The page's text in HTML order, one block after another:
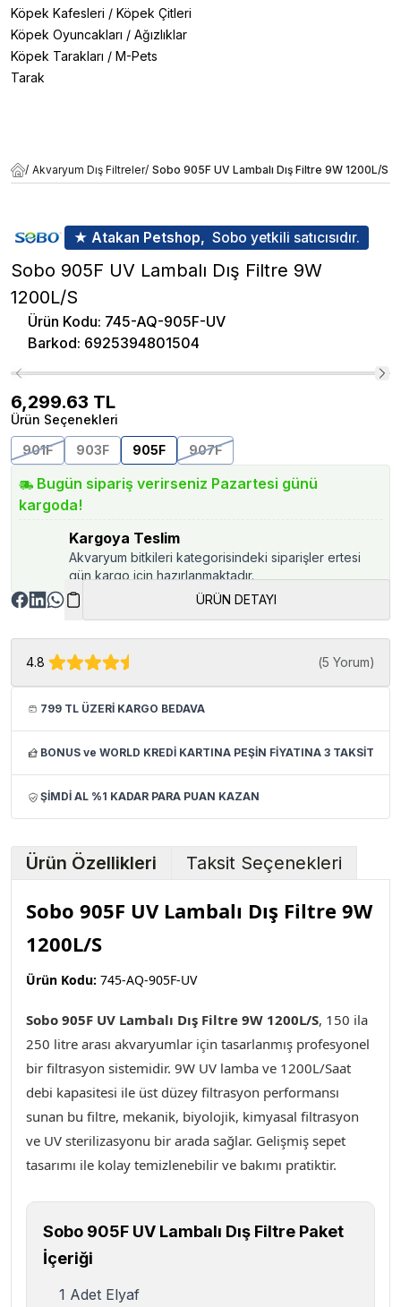
Köpek Kafesleri / Köpek Çitleri
Köpek Oyuncakları / Ağızlıklar
Köpek Tarakları / M-Pets
Tarak
/ Akvaryum Dış Filtreler/ Sobo 905F UV Lambalı Dış Filtre 9W 1200L/S
★ Atakan Petshop, Sobo yetkili satıcısıdır.
Sobo 905F UV Lambalı Dış Filtre 9W
1200L/S
Ürün Kodu: 745-AQ-905F-UV
Barkod: 6925394801504
6,299.63 TL
Ürün Seçenekleri
901F
903F 905F 907F
Bugün sipariş verirseniz Pazartesi günü
kargoda!
Kargoya Teslim
Akvaryum bitkileri kategorisindeki siparişler ertesi
gün kargo için hazırlanmaktadır.
ÜRÜN DETAYI
4.8 (5 Yorum)
799 TL ÜZERİ KARGO BEDAVA
BONUS ve WORLD KREDİ KARTINA PEŞİN FİYATINA 3 TAKSİT
ŞİMDİ AL %1 KADAR PARA PUAN KAZAN
Ürün Özellikleri Taksit Seçenekleri
Sobo 905F UV Lambalı Dış Filtre 9W
1200L/S
Ürün Kodu: 745-AQ-905F-UV
Sobo 905F UV Lambalı Dış Filtre 9W 1200L/S, 150 ila
250 litre arası akvaryumlar için tasarlanmış profesyonel
bir filtrasyon sistemidir. 9W UV lamba ve 1200L/Saat
debi kapasitesi ile üst düzey filtrasyon performansı
sunan bu filtre, mekanik, biyolojik, kimyasal filtrasyon
ve UV sterilizasyonu bir arada sağlar. Gelişmiş sepet
tasarımı ile kolay temizlenebilir ve bakımı pratiktir.
Sobo 905F UV Lambalı Dış Filtre Paket
İçeriği
1 Adet Elyaf